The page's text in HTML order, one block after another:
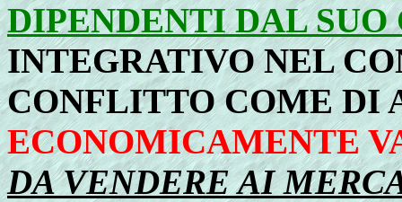
DIPENDENTI DAL
INTEGRATIVO NEL
CONFLITTO COME DI
ECONOMICAMENTE
DA VENDERE AI